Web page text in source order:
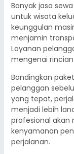
Banyak jasa
untuk wisata
keunggulan
menjamin
Layanan
mengenai
Bandingkan
pelanggan
yang tepat,
menjadi lebih
profesional akan
kenyamanan
perjalanan.